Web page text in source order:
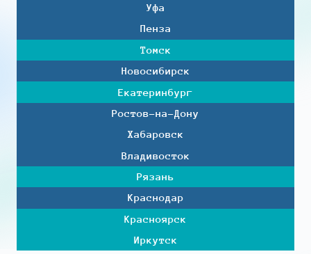
Уфа
Пенза
Томск
Новосибирск
Екатеринбург
Ростов-на-Дону
Хабаровск
Владивосток
Рязань
Краснодар
Красноярск
Иркутск